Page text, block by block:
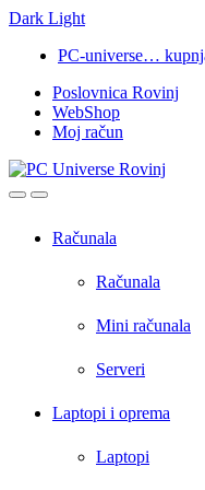
Dark Light
navigation
content
PC-universe…
Poslovnica Rovinj
WebShop
Moj račun
OpenClose
Računala
Računala
Mini računala
Serveri
Laptopi i oprema
Laptopi